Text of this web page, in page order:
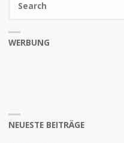
WERBUNG
NEUESTE BEITRÄGE